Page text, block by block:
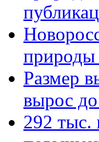
природы
Размер
вырос
292 тыс.